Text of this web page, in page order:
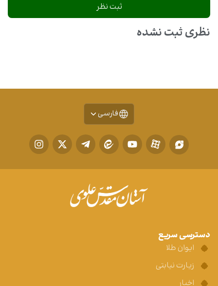
نظری ثبت نشده
فارسی
دسترسی سریع
ایوان طلا
زیارت نیابتی
اخبار